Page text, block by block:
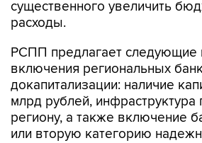
существенного увеличить
расходы.
РСПП предлагает следующие
включения региональных
докапитализации: наличие
млрд рублей, инфраструктура
региону, а также включение
или вторую категорию